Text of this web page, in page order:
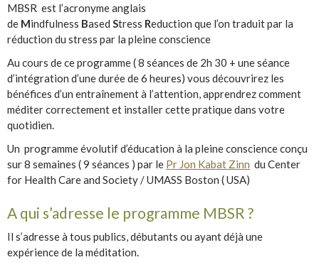
MBSR est l’acronyme anglais
de Mindfulness Based Stress Reduction que l’on traduit par la
réduction du stress par la pleine conscience
Au cours de ce programme ( 8 séances de 2h 30 + une séance
d’intégration d’une durée de 6 heures) vous découvrirez les
bénéfices d’un entraînement à l’attention, apprendrez comment
méditer correctement et installer cette pratique dans votre
quotidien.
Un programme évolutif d’éducation à la pleine conscience conçu
sur 8 semaines ( 9 séances ) par le Pr Jon Kabat Zinn du Center
for Health Care and Society / UMASS Boston ( USA)
A qui s’adresse le programme MBSR ?
Il s’adresse à tous publics, débutants ou ayant déjà une
expérience de la méditation.